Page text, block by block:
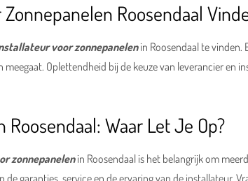
Roosendaal
voor zonnepanelenin Roosendaal te vinden.
Oplettendheid bij de keuze van leverancier en
Waar Let Je Op?
zonnepanelenin Roosendaal is het belangrijk om
garanties, service en de ervaring van de installateur.